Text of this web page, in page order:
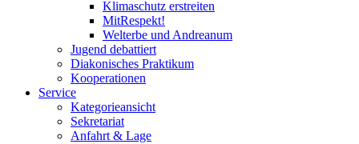
Klimaschutz erstreiten
MitRespekt!
Welterbe und Andreanum
Jugend debattiert
Diakonisches Praktikum
Kooperationen
Service
Kategorieansicht
Sekretariat
Anfahrt & Lage